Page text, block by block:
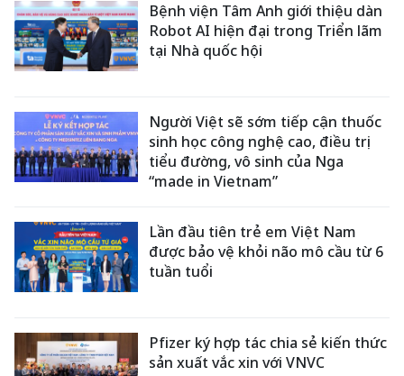
Bệnh viện Tâm Anh giới thiệu dàn
Robot AI hiện đại trong Triển lãm
tại Nhà quốc hội
Người Việt sẽ sớm tiếp cận thuốc
sinh học công nghệ cao, điều trị
tiểu đường, vô sinh của Nga
“made in Vietnam”
Lần đầu tiên trẻ em Việt Nam
được bảo vệ khỏi não mô cầu từ 6
tuần tuổi
Pfizer ký hợp tác chia sẻ kiến thức
sản xuất vắc xin với VNVC